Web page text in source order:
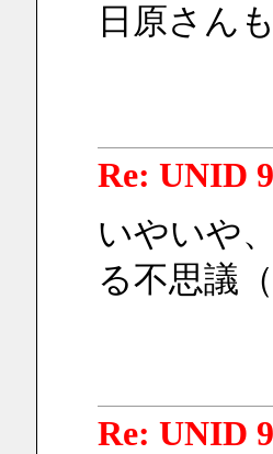
日原さん
Re: UNID
いやいや
る不思議
Re: UNID